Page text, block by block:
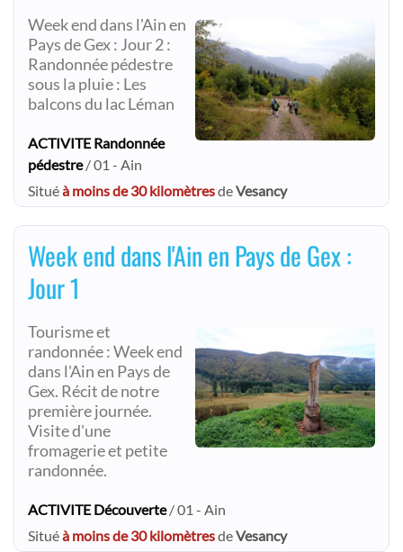
Week end dans l'Ain en
Pays de Gex : Jour 2 :
Randonnée pédestre
sous la pluie : Les
balcons du lac Léman
ACTIVITE Randonnée
pédestre/ 01 - Ain
Situéà moins de 30 kilomètresdeVesancy
Week end dans l'Ain en Pays de Gex :
Jour 1
Tourisme et
randonnée : Week end
dans l'Ain en Pays de
Gex. Récit de notre
première journée.
Visite d'une
fromagerie et petite
randonnée.
ACTIVITE Découverte/ 01 - Ain
Situéà moins de 30 kilomètresdeVesancy